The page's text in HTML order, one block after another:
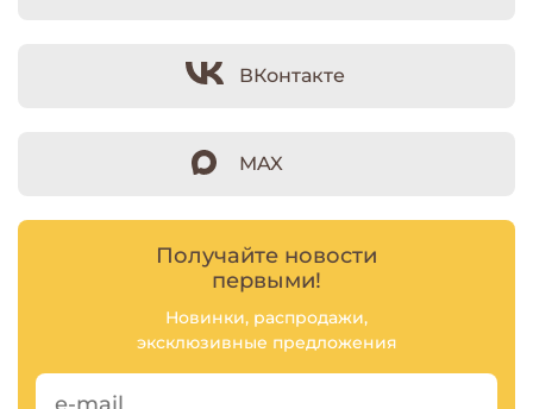
ВКонтакте
MAX
Получайте новости
первыми!
Новинки, распродажи,
эксклюзивные предложения